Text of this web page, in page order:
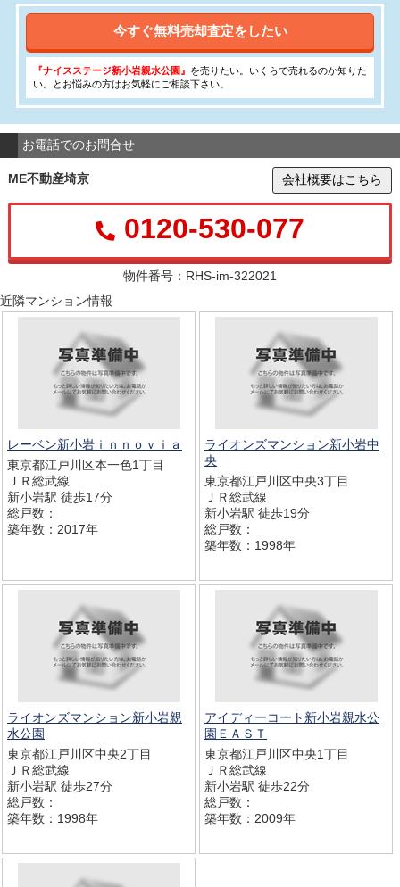
今すぐ無料売却査定をしたい
『ナイスステージ新小岩親水公園』 を売りたい。いくらで売れるのか知りた
い。とお悩みの方はお気軽にご相談下さい。
お電話でのお問合せ
ME不動産埼京 会社概要はこちら
0120-530-077
物件番号：RHS-im-322021
近隣マンション情報
レーベン新小岩ｉｎｎｏｖｉａ
東京都江戸川区本一色1丁目
ＪＲ総武線
新小岩駅 徒歩17分
総戸数：
築年数：2017年
ライオンズマンション新小岩中
央
東京都江戸川区中央3丁目
ＪＲ総武線
新小岩駅 徒歩19分
総戸数：
築年数：1998年
ライオンズマンション新小岩親
水公園
東京都江戸川区中央2丁目
ＪＲ総武線
新小岩駅 徒歩27分
総戸数：
築年数：1998年
アイディーコート新小岩親水公
園ＥＡＳＴ
東京都江戸川区中央1丁目
ＪＲ総武線
新小岩駅 徒歩22分
総戸数：
築年数：2009年